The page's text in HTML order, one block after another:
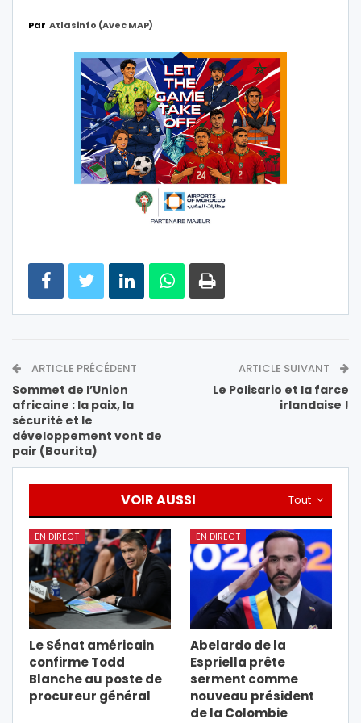
Par Atlasinfo (avec MAP)
ARTICLE PRÉCÉDENT
Sommet de l’Union
africaine : la paix, la
sécurité et le
développement vont de
pair (Bourita)
ARTICLE SUIVANT
Le Polisario et la farce
irlandaise !
Tout
VOIR AUSSI
EN DIRECT
Le Sénat américain
confirme Todd
Blanche au poste de
procureur général
EN DIRECT
Abelardo de la
Espriella prête
serment comme
nouveau président
de la Colombie